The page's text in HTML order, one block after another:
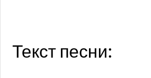
Текст песни: